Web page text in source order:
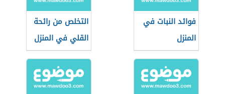
فوائد النبات في
المنزل
التخلص من رائحة
القلي في المنزل